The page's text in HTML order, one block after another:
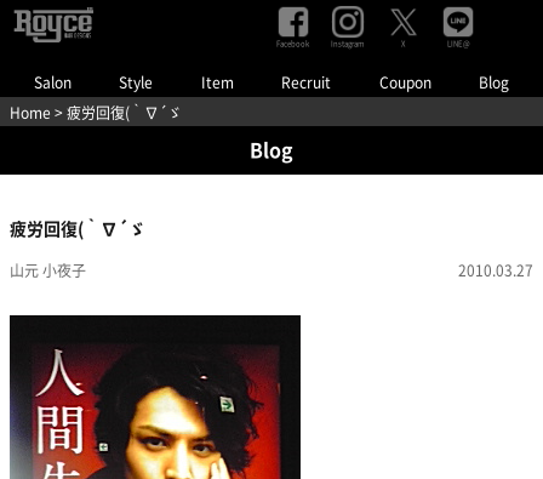
Salon Style Item Recruit Coupon Blog
Facebook Instagram X LINE@
Home > 疲労回復(｀∇´ゞ
Blog
疲労回復(｀∇´ゞ
山元 小夜子 2010.03.27